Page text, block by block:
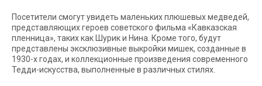
Посетители смогут увидеть маленьких плюшевых медведей,
представляющих героев советского фильма «Кавказская
пленница», таких как Шурик и Нина. Кроме того, будут
представлены эксклюзивные выкройки мишек, созданные в
1930-х годах, и коллекционные произведения современного
Тедди-искусства, выполненные в различных стилях.